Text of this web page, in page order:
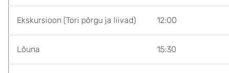
Ekskursioon (Tori põrgu ja liivad) 12:00
Lõuna 15:30